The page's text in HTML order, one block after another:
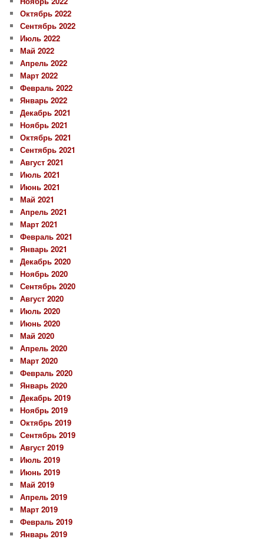
Октябрь 2022
Сентябрь 2022
Июль 2022
Май 2022
Апрель 2022
Март 2022
Февраль 2022
Январь 2022
Декабрь 2021
Ноябрь 2021
Октябрь 2021
Сентябрь 2021
Август 2021
Июль 2021
Июнь 2021
Май 2021
Апрель 2021
Март 2021
Февраль 2021
Январь 2021
Декабрь 2020
Ноябрь 2020
Сентябрь 2020
Август 2020
Июль 2020
Июнь 2020
Май 2020
Апрель 2020
Март 2020
Февраль 2020
Январь 2020
Декабрь 2019
Ноябрь 2019
Октябрь 2019
Сентябрь 2019
Август 2019
Июль 2019
Июнь 2019
Май 2019
Апрель 2019
Март 2019
Февраль 2019
Январь 2019